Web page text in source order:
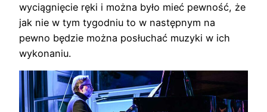
wyciągnięcie ręki i można było mieć pewność, że
jak nie w tym tygodniu to w następnym na
pewno będzie można posłuchać muzyki w ich
wykonaniu.